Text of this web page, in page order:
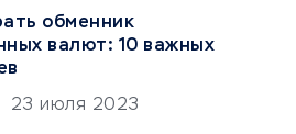
обменник
валют: 10 важных
23 июля 2023